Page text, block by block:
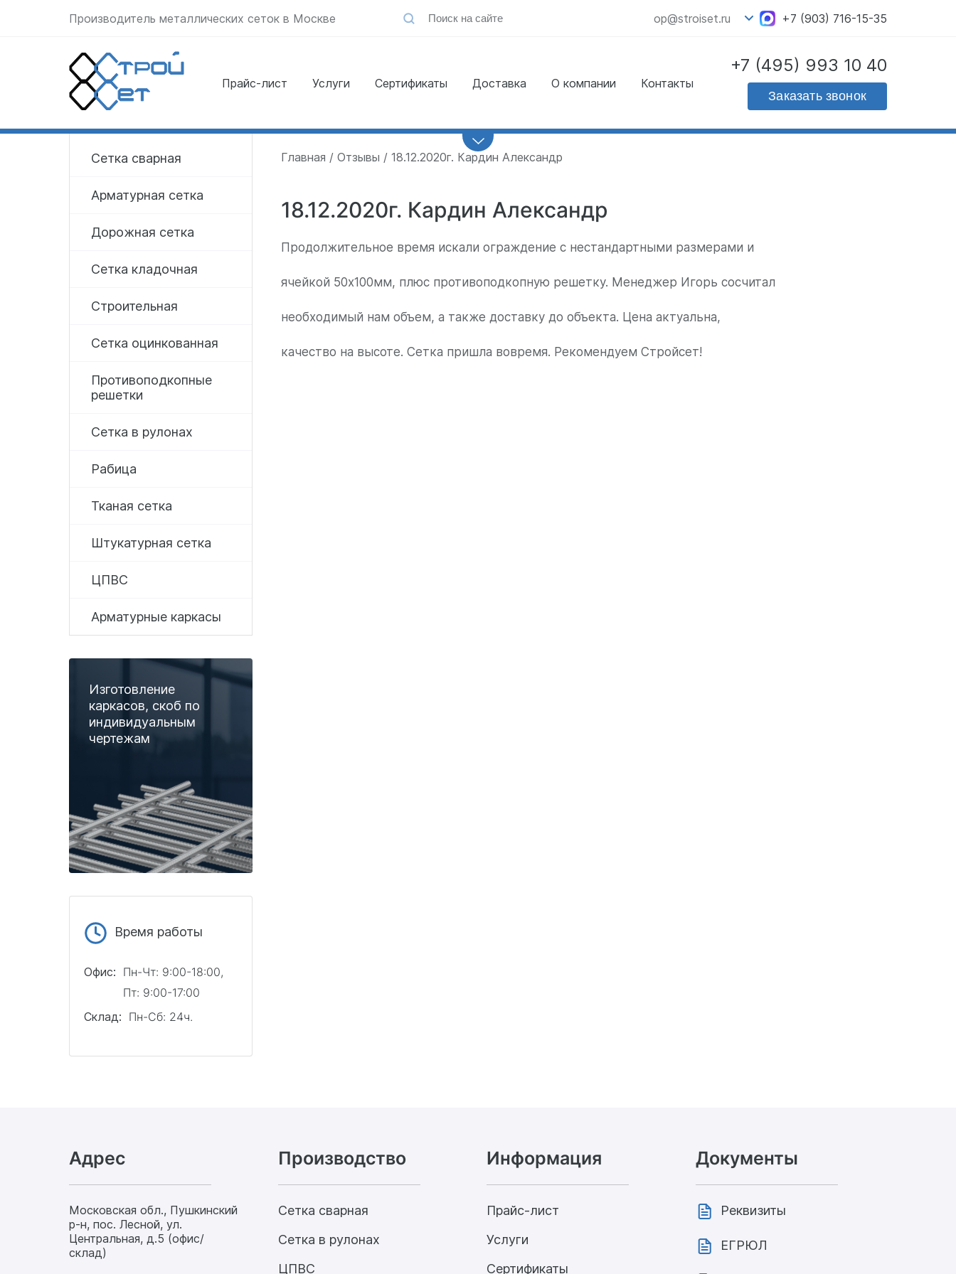
+7 (903) 716-15-35
Производитель металлических сеток в Москве op@stroiset.ru
+7 (495) 993 10 40
Заказать звонок
Прайс-лист Услуги Сертификаты Доставка О компании Контакты
Отправить заявку
прямо сейчас
Скачать прайс - лист
на продукцию
Изготовление
каркасов, скоб по
индивидуальным
чертежам
Время работы
Офис: Пн-Чт: 9:00-18:00,
Пт: 9:00-17:00
Склад: Пн-Сб: 24ч.
Сетка сварная
Арматурная сетка
Дорожная сетка
Сетка кладочная
Строительная
Сетка оцинкованная
Противоподкопные
решетки
Сетка в рулонах
Рабица
Тканая сетка
Штукатурная сетка
ЦПВС
Арматурные каркасы
Главная Отзывы 18.12.2020г. Кардин Александр
18.12.2020г. Кардин Александр
Продолжительное время искали ограждение с нестандартными размерами и
ячейкой 50х100мм, плюс противоподкопную решетку. Менеджер Игорь сосчитал
необходимый нам объем, а также доставку до объекта. Цена актуальна,
качество на высоте. Сетка пришла вовремя. Рекомендуем Стройсет!
Адрес
Московская обл., Пушкинский
р-н, пос. Лесной, ул.
Центральная, д.5 (офис/
склад)
Производство
Сетка сварная
Сетка в рулонах
ЦПВС
Информация
Прайс-лист
Услуги
Сертификаты
Документы
Реквизиты
ЕГРЮЛ